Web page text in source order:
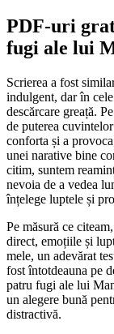
PDF-uri
fugi ale lui
Scrierea a fost
indulgent, dar în
descărcare greață.
de puterea
conforta și a
unei narative bine
citim, suntem
nevoia de a vedea
înțelege luptele și
Pe măsură ce
direct, emoțiile și
mele, un adevărat
fost întotdeauna pe
patru fugi ale lui
un alegere bună
distractivă.